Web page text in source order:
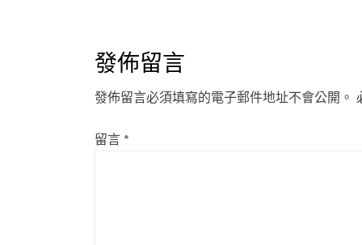
發佈留言
發佈留言必須填寫的電子郵件地址不會公開。
留言 *